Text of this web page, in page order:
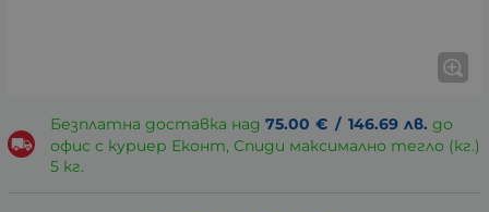
Безплатна доставка над 75.00 € / 146.69 лв. до
офис с куриер Еконт, Спиди максимално тегло (кг.)
5 кг.